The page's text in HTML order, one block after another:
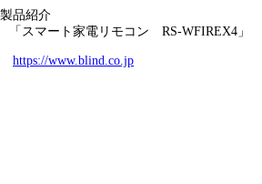
ホームタコス」 製品紹介
スマート家電リモコン RS-WFIREX4」
https://www.blind.co.jp